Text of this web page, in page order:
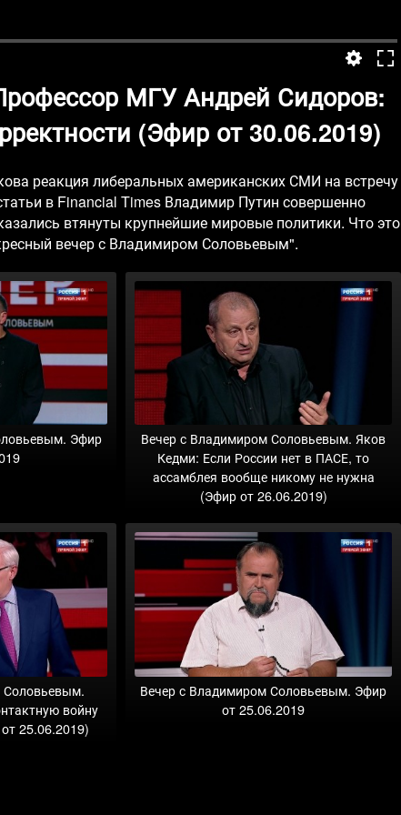
МГУ Андрей Сидоров:
(Эфир от 30.06.2019)
реакция либеральных американских СМИ на встречу
в Financial Times Владимир Путин совершенно
втянуты крупнейшие мировые политики. Что это
вечер с Владимиром Соловьевым".
Эфир
Вечер с Владимиром Соловьевым. Яков
Кедми: Если России нет в ПАСЕ, то
ассамблея вообще никому не нужна
(Эфир от 26.06.2019)
Соловьевым.
войну
25.06.2019)
Вечер с Владимиром Соловьевым. Эфир
от 25.06.2019